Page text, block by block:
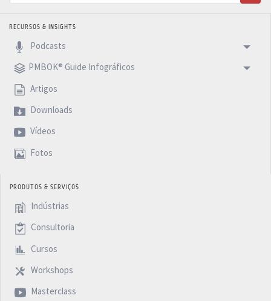
RECURSOS & INSIGHTS
Podcasts
PMBOK® Guide Infográficos
Artigos
Downloads
Vídeos
Fotos
PRODUTOS & SERVIÇOS
Indústrias
Consultoria
Cursos
Workshops
Masterclass